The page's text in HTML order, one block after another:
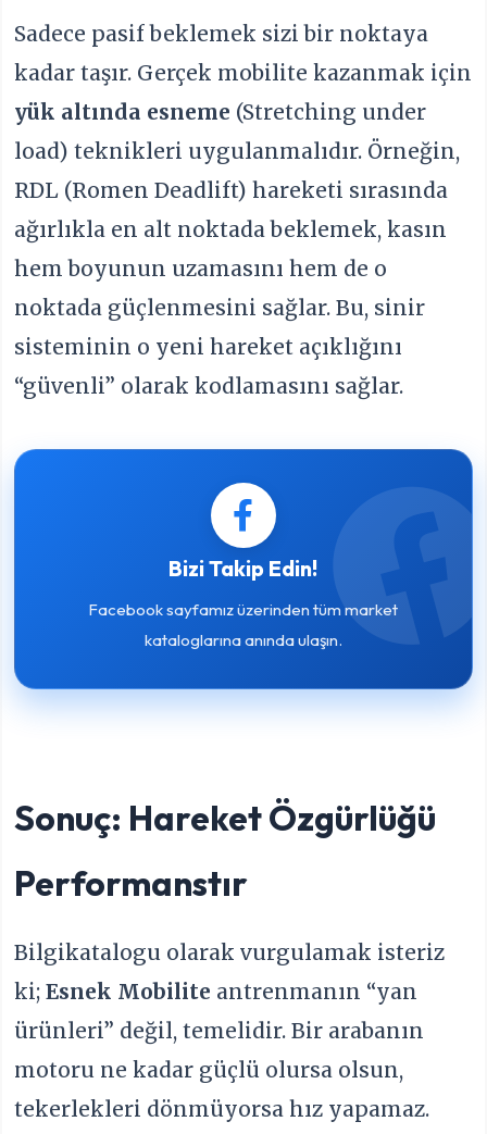
Sadece pasif beklemek sizi bir noktaya
kadar taşır. Gerçek mobilite kazanmak için
yük altında esneme (Stretching under
load) teknikleri uygulanmalıdır. Örneğin,
RDL (Romen Deadlift) hareketi sırasında
ağırlıkla en alt noktada beklemek, kasın
hem boyunun uzamasını hem de o
noktada güçlenmesini sağlar. Bu, sinir
sisteminin o yeni hareket açıklığını
“güvenli” olarak kodlamasını sağlar.
Bizi Takip Edin!
Facebook sayfamız üzerinden tüm market
kataloglarına anında ulaşın.
Sonuç: Hareket Özgürlüğü
Performanstır
Bilgikatalogu olarak vurgulamak isteriz
ki;Esnek Mobilite antrenmanın “yan
ürünleri” değil, temelidir. Bir arabanın
motoru ne kadar güçlü olursa olsun,
tekerlekleri dönmüyorsa hız yapamaz.